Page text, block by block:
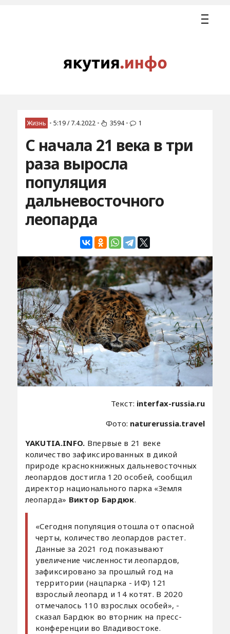
Жизнь • 5:19 / 7.4.2022 • 3594 • 1
С начала 21 века в три
раза выросла
популяция
дальневосточного
леопарда
Текст: interfax-russia.ru
Фото: naturerussia.travel
YAKUTIA.INFO. Впервые в 21 веке
количество зафиксированных в дикой
природе краснокнижных дальневосточных
леопардов достигла 120 особей, сообщил
директор национального парка «Земля
леопарда» Виктор Бардюк.
«Сегодня популяция отошла от опасной
черты, количество леопардов растет.
Данные за 2021 год показывают
увеличение численности леопардов,
зафиксировано за прошлый год на
территории (нацпарка - ИФ) 121
взрослый леопард и 14 котят. В 2020
отмечалось 110 взрослых особей», -
сказал Бардюк во вторник на пресс-
конференции во Владивостоке.